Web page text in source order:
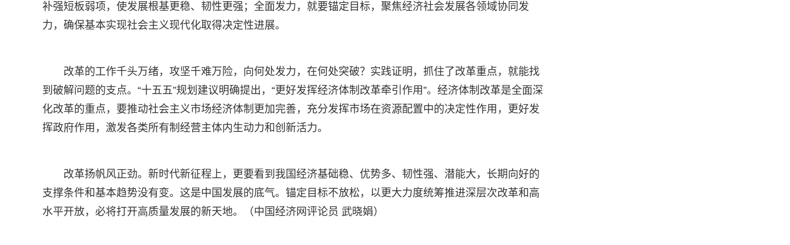
补强短板弱项，使发展根基更稳、韧性更强；全面发力，就要锚定目标，聚焦经济社会发展各领域协同发
力，确保基本实现社会主义现代化取得决定性进展。
改革的工作千头万绪，攻坚千难万险，向何处发力，在何处突破？实践证明，抓住了改革重点，就能找
到破解问题的支点。“十五五”规划建议明确提出，“更好发挥经济体制改革牵引作用”。经济体制改革是全面深
化改革的重点，要推动社会主义市场经济体制更加完善，充分发挥市场在资源配置中的决定性作用，更好发
挥政府作用，激发各类所有制经营主体内生动力和创新活力。
改革扬帆风正劲。新时代新征程上，更要看到我国经济基础稳、优势多、韧性强、潜能大，长期向好的
支撑条件和基本趋势没有变。这是中国发展的底气。锚定目标不放松，以更大力度统筹推进深层次改革和高
水平开放，必将打开高质量发展的新天地。（中国经济网评论员 武晓娟）